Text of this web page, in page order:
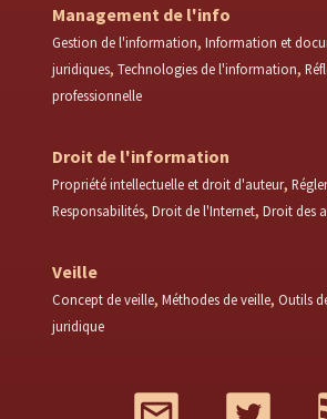
Management de l'info
Gestion de l'information Information et
juridiques Technologies de l'information
professionnelle
Droit de l'information
Propriété intellectuelle et droit d'auteur
Responsabilités Droit de l'Internet Droit des
Veille
Concept de veille Méthodes de veille Outils
juridique
Twitter